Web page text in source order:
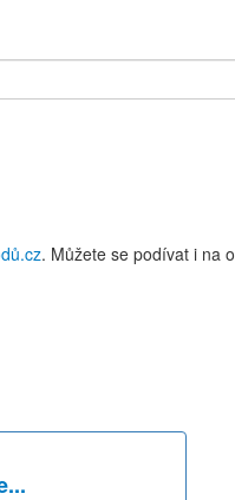
. Můžete se podívat i na